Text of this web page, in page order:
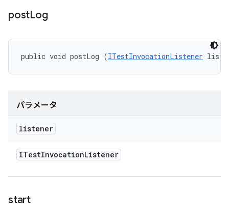
postLog
public void postLog (ITestInvocationListener
パラメータ
listener
ITestInvocationListener
start